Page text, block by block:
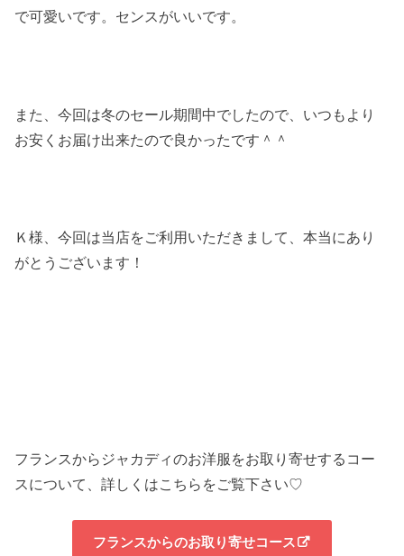
で可愛いです。センスがいいです。
また、今回は冬のセール期間中でしたので、いつもより
お安くお届け出来たので良かったです＾＾
Ｋ様、今回は当店をご利用いただきまして、本当にあり
がとうございます！
フランスからジャカディのお洋服をお取り寄せするコー
スについて、詳しくはこちらをご覧下さい♡
フランスからのお取り寄せコース